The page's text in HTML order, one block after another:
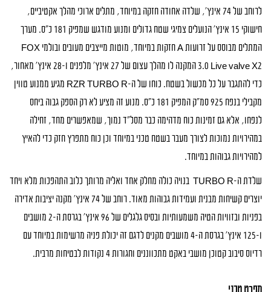
לרוחב של 74 אינץ’, שלדה אחודה חזקה במיוחד, מתלים ארוכי מהלך אקטיביים,
חישוקי 15 אינץ’ הנועלים צמיגי שטח גדולים ומנוע מודגש שמפיק 181 כ”ס. מערך
המתלים מבוסס על זרועות A חזקות במיוחד, מוטות מייצבים מעובים ובולמי FOX
3.0 Live valve X2 המקנה לו מהלך עצום של 27 אינץ’ מלפנים ו-28 אינץ’ מאחור,
כדי להתגבר על כל מכשול בשטח. כוחו של ה-RZR TURBO R מגיע ממנוע טווין
מקבילי בנפח 925 סמ”ק המפיק 181 כ”ס. מנוע זה מציע לא רק הספק גבוה ביחס
לנפחו, אלא גם זמינות כוח מדהימה כבר מסל”ד נמוך, שמאפשרים מחד, זחילה
במהירויות נמוכות לצורך מעבר בשטח טכני במיוחד וכן כוח מתפרץ חזק כדי להאיץ
למהירויות גבוהות במיוחד.
שלדת ה-TURBO R בנויה כולה מחלק אחד ואליה מרותך כלוב התהפכות מלא ויחד
יוצרים קשיחות מבנית ועמידות גבוהות מאוד. רוחב של 74 אינץ’ מקנה יציבות אדירה
בפניות ובזוויות הטיה משמעותיות ובסיס גלגלים של 96 אינץ’ בגרסת ה-2 מושבים
ו-125 אינץ’ בגרסת ה-4 מושבים מקנים לדגם זה יכולת פניה מרשימות במיוחד עם
רדיוס סיבוב קטוכן מושבי באקט מתכווננים וחגורות 4 נקודות לבטיחות מרבית.